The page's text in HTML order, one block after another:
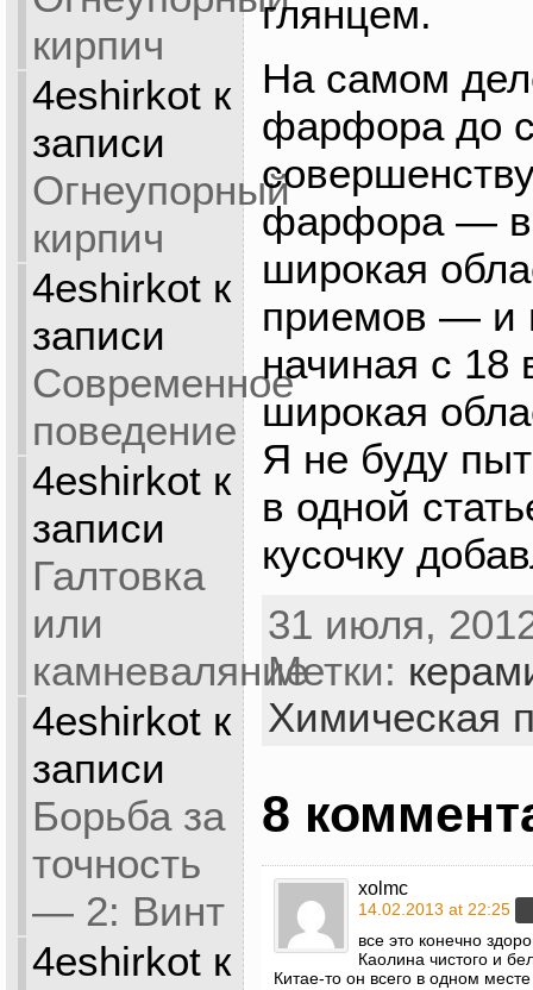
кирпич
4eshirkotк
записи
Огнеупорный
кирпич
4eshirkotк
записи
Современное
поведение
4eshirkotк
записи
Галтовка
или
камневаляние
4eshirkotк
записи
Борьба за
точность
— 2: Винт
4eshirkotк
глянцем.
На самом
фарфора до
фарфора —
широкая
приемов — и
начиная с 18
широкая
Я не буду
в одной
кусочку
31 июля,
Метки:
Химическая
8
xolmc
14.02.2013 at 22:25
все это конечно
Каолина чистого и
Китае-то он всего в одном